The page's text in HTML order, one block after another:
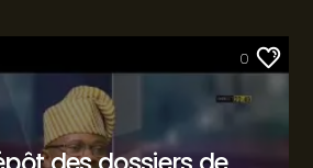
0